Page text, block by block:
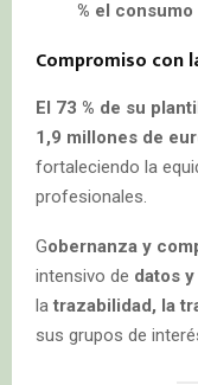
% el
Compromiso con
El 73 % de su
1,9 millones de
fortaleciendo la
profesionales.
Gobernanza y
intensivo de datos
la trazabilidad, la
sus grupos de